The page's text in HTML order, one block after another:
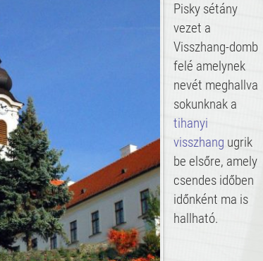
Pisky sétány
vezet a
Visszhang-domb
felé amelynek
nevét meghallva
sokunknak a
tihanyi
visszhang ugrik
be elsőre, amely
csendes időben
időnként ma is
hallható.